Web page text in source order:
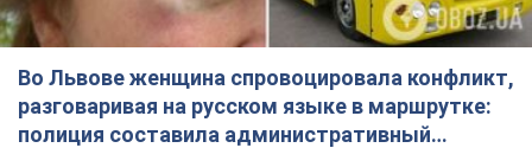
Во Львове женщина спровоцировала конфликт,
разговаривая на русском языке в маршрутке:
полиция составила административный